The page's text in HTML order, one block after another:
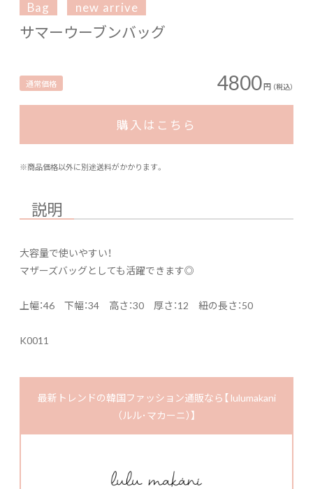
Bag new arrive
サマーウーブンバッグ
通常価格 4800円 （税込）
購入はこちら
※商品価格以外に別途送料がかかります。
説明
大容量で使いやすい！
マザーズバッグとしても活躍できます◎
上幅：46 下幅：34 高さ：30 厚さ：12 紐の長さ：50
K0011
最新トレンドの韓国ファッション通販なら【 lulumakani
（ルル･マカーニ）】